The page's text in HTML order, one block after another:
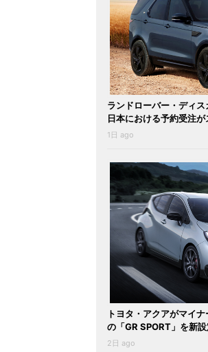
ランドローバー・ディ
日本における予約受注が
1日 ago
トヨタ・アクアがマイ
の「GR SPORT」を新設
2日 ago